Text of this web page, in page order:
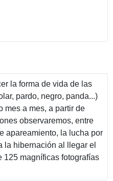
la forma de vida de las
pardo, negro, panda...)
mes a mes, a partir de
observaremos, entre
apareamiento, la lucha por
la hibernación al llegar el
125 magníficas fotografías